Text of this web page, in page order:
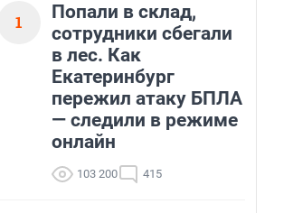
1
Попали в склад,
сотрудники сбегали
в лес. Как
Екатеринбург
пережил атаку БПЛА
— следили в режиме
онлайн
103 200 415